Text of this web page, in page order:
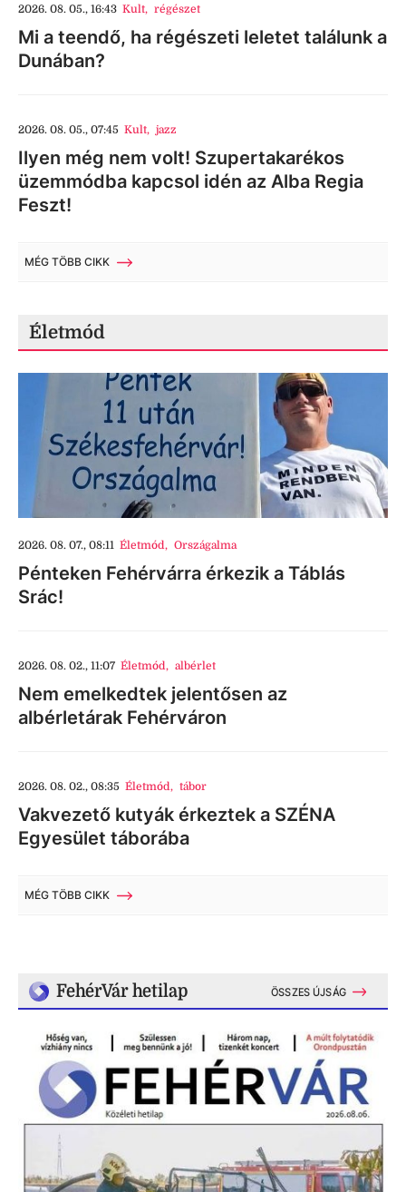
2026. 08. 05., 16:43 Kult, régészet
Mi a teendő, ha régészeti leletet találunk a
Dunában?
2026. 08. 05., 07:45 Kult, jazz
Ilyen még nem volt! Szupertakarékos
üzemmódba kapcsol idén az Alba Regia
Feszt!
MÉG TÖBB CIKK
Életmód
2026. 08. 07., 08:11 Életmód, Országalma
Pénteken Fehérvárra érkezik a Táblás
Srác!
2026. 08. 02., 11:07 Életmód, albérlet
Nem emelkedtek jelentősen az
albérletárak Fehérváron
2026. 08. 02., 08:35 Életmód, tábor
Vakvezető kutyák érkeztek a SZÉNA
Egyesület táborába
MÉG TÖBB CIKK
FehérVár hetilap ÖSSZES ÚJSÁG